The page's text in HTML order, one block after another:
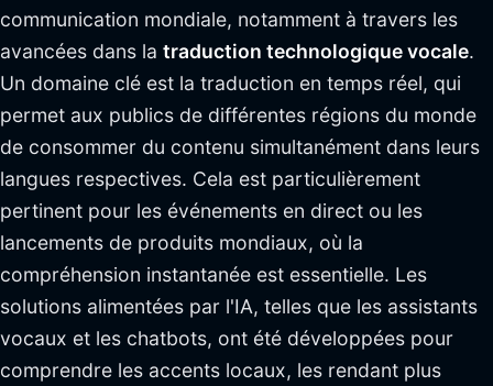
communication mondiale, notamment à travers les
avancées dans la traduction technologique vocale.
Un domaine clé est la traduction en temps réel, qui
permet aux publics de différentes régions du monde
de consommer du contenu simultanément dans leurs
langues respectives. Cela est particulièrement
pertinent pour les événements en direct ou les
lancements de produits mondiaux, où la
compréhension instantanée est essentielle. Les
solutions alimentées par l'IA, telles que les assistants
vocaux et les chatbots, ont été développées pour
comprendre les accents locaux, les rendant plus